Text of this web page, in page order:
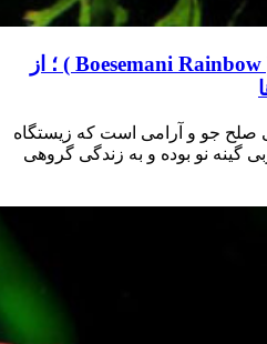
رنگین کمانی بویس مانی ( Boesemani Rainbow ) ؛ از
صلح جو و آرامی است که زیستگاه
گینه نو بوده و به زندگی گروهی